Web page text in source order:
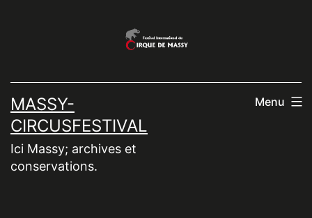
MASSY-
CIRCUSFESTIVAL
Ici Massy; archives et
conservations.
Menu